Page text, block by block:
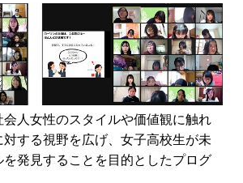
会人女性のスタイルや価値観に触れ
対する視野を広げ、女子高校生が未
発見することを目的としたプログ